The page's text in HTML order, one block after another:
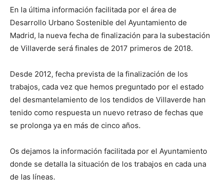
En la última información facilitada por el área de
Desarrollo Urbano Sostenible del Ayuntamiento de
Madrid, la nueva fecha de finalización para la subestación
de Villaverde será finales de 2017 primeros de 2018.
Desde 2012, fecha prevista de la finalización de los
trabajos, cada vez que hemos preguntado por el estado
del desmantelamiento de los tendidos de Villaverde han
tenido como respuesta un nuevo retraso de fechas que
se prolonga ya en más de cinco años.
Os dejamos la información facilitada por el Ayuntamiento
donde se detalla la situación de los trabajos en cada una
de las líneas.